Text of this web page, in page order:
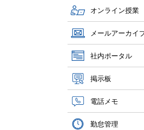
オンライン授業
メールアーカイ
社内ポータル
掲示板
電話メモ
勤怠管理